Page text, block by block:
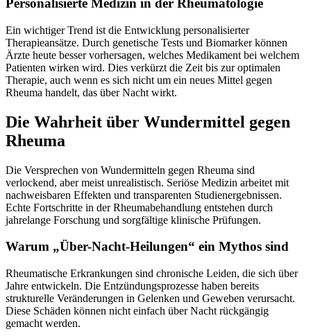
Personalisierte Medizin in der Rheumatologie
Ein wichtiger Trend ist die Entwicklung personalisierter
Therapieansätze. Durch genetische Tests und Biomarker können
Ärzte heute besser vorhersagen, welches Medikament bei welchem
Patienten wirken wird. Dies verkürzt die Zeit bis zur optimalen
Therapie, auch wenn es sich nicht um ein neues Mittel gegen
Rheuma handelt, das über Nacht wirkt.
Die Wahrheit über Wundermittel gegen
Rheuma
Die Versprechen von Wundermitteln gegen Rheuma sind
verlockend, aber meist unrealistisch. Seriöse Medizin arbeitet mit
nachweisbaren Effekten und transparenten Studienergebnissen.
Echte Fortschritte in der Rheumabehandlung entstehen durch
jahrelange Forschung und sorgfältige klinische Prüfungen.
Warum „Über-Nacht-Heilungen“ ein Mythos sind
Rheumatische Erkrankungen sind chronische Leiden, die sich über
Jahre entwickeln. Die Entzündungsprozesse haben bereits
strukturelle Veränderungen in Gelenken und Geweben verursacht.
Diese Schäden können nicht einfach über Nacht rückgängig
gemacht werden.